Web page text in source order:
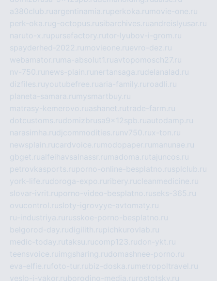
a380club.ruargentinamia.ruperkoka.ru movie-one.ru
perk-oka.rug-octopus.rusibarchives.ruandreislyusar.ru
naruto-x.rupursefactory.rutor-lyubov-i-grom.ru
spayderhed-2022.ru movieone.ruevro-dez.ru
webamator.ru ma-absolut1.ruavtopomosch27.ru
nv-750.ru news-plain.ru nertansaga.rudelanalad.ru
dizfiles.ruyoutubefree.ruaria-family.ru roadli.ru
planeta-samara.ru mysmartbuy.ru
matrasy-kemerovo.ruashanet.rutrade-farm.ru
dotcustoms.rudomizbrusa9x12spb.ruautodamp.ru
narasimha.rudjcommodities.ru nv750.rux-ton.ru
newsplain.rucardvoice.ru modopaper.ru manunae.ru
gbget.rualfeihavsalnassr.ru madoma.rutajuncos.ru
petrovkasports.ruporno-online-besplatno.rusplclub.ru
york-life.rudoroga-expo.ru ribery.rucleanmedicine.ru
slovar-ivrit.ruporno-video-besplatno.ruseks-365.ru
ovucontrol.rusloty-igrovyye-avtomaty.ru
ru-industriya.ru russkoe-porno-besplatno.ru
belgorod-day.rudigilith.rupichkurovlab.ru
medic-today.rutaksu.rucomp123.rudon-ykt.ru
teensvoice.ru imgsharing.rudomashnee-porno.ru
eva-elfie.rufoto-tur.rubiz-doska.ru metropoltravel.ru
veslo-i-yakor.ruborodino-media.ru rostotsky.ru